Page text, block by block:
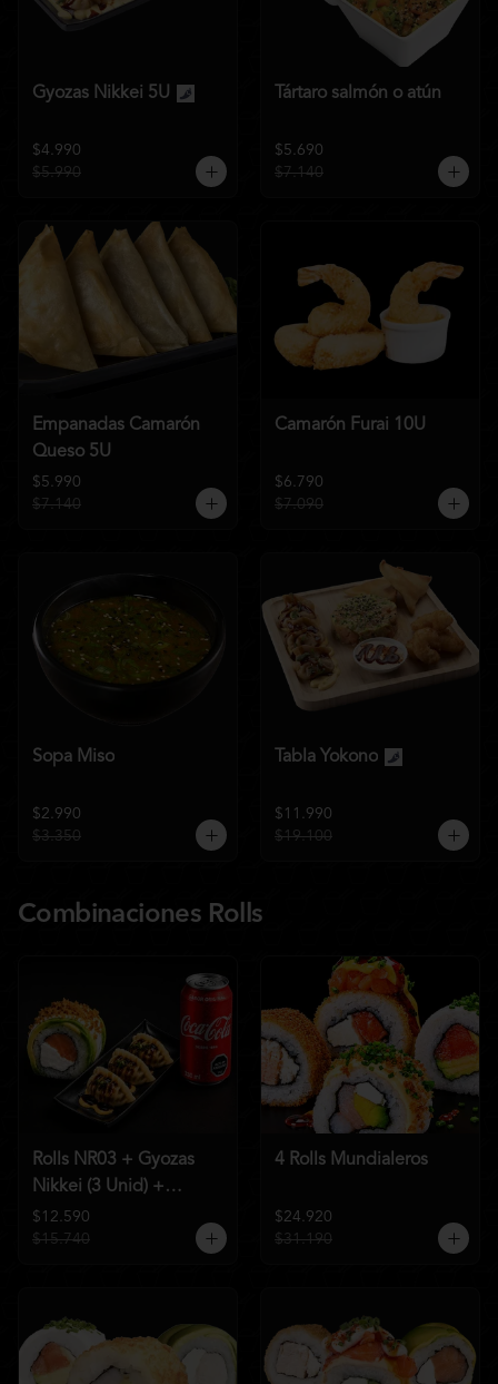
Gyozas Nikkei 5U
$4.990
$5.990
Tártaro salmón o atún
$5.690
$7.140
Empanadas Camarón
Queso 5U
$5.990
$7.140
Camarón Furai 10U
$6.790
$7.090
Sopa Miso
$2.990
$3.350
Tabla Yokono
$11.990
$19.100
Combinaciones Rolls
Rolls NR03 + Gyozas
Nikkei (3 Unid) +
Bebida a elección
$12.590
$15.740
4 Rolls Mundialeros
$24.920
$31.190